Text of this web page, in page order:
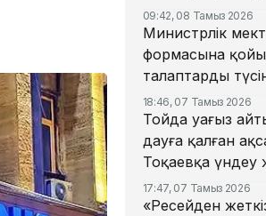
09:42, 08 Тамыз 2026
Министрлік
формасына
талаптарды
18:46, 07 Тамыз 2026
Тойда уағыз
дауға қалған
Тоқаевқа үндеу
17:47, 07 Тамыз 2026
«Ресейден